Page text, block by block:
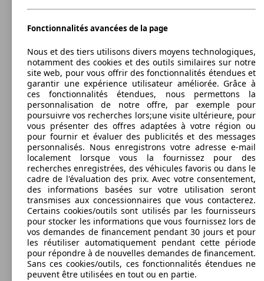
Compass 1.6 I MultiJet II 120 ch BVM6
88 KW
(120 PS)
Compass 1.6 I MultiJet II 120 ch BVM6
88 KW
(120 PS)
Ø
l/
Compass 2.0 I MultiJet II 140 ch Active Drive
BVA9
103 KW
(140 PS)
Ø
l/
Diesel
Model Version
Leistung
Compass 2.2 CRD 136 4x2
100 KW
(136 PS)
Ø
l/
Dim. (L/l/h):
Puissance:
103 - 125 KW (140 - 170 PS)
Portes:
5
Sièges:
5
Coffre:
320 - 1277 Litres
Capacité de remorquage:
450 - 2000 kg
Afficher les variantes
Fonctionnalités avancées de la page
Nous et des tiers utilisons divers moyens technologiques,
notamment des cookies et des outils similaires sur notre
site web, pour vous offrir des fonctionnalités étendues et
garantir une expérience utilisateur améliorée. Grâce à
ces fonctionnalités étendues, nous permettons la
personnalisation de notre offre, par exemple pour
poursuivre vos recherches lors;une visite ultérieure, pour
vous présenter des offres adaptées à votre région ou
pour fournir et évaluer des publicités et des messages
personnalisés. Nous enregistrons votre adresse e-mail
localement lorsque vous la fournissez pour des
recherches enregistrées, des véhicules favoris ou dans le
cadre de l'évaluation des prix. Avec votre consentement,
des informations basées sur votre utilisation seront
transmises aux concessionnaires que vous contacterez.
Certains cookies/outils sont utilisés par les fournisseurs
pour stocker les informations que vous fournissez lors de
vos demandes de financement pendant 30 jours et pour
les réutiliser automatiquement pendant cette période
pour répondre à de nouvelles demandes de financement.
Sans ces cookies/outils, ces fonctionnalités étendues ne
peuvent être utilisées en tout ou en partie.